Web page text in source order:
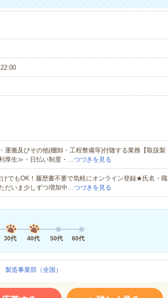
運搬及びその他(棚卸・工程整備等)付随する業務【取扱製
厚生≫・日払い制度・…つづきを見る
でもOK！履歴書不要で気軽にオンライン登録★氏名・職
だいま少しずつ増加中…つづきを見る
30代 40代 50代 60代
造事業部（全国）